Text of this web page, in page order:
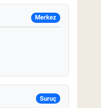
Merkez
Suruç